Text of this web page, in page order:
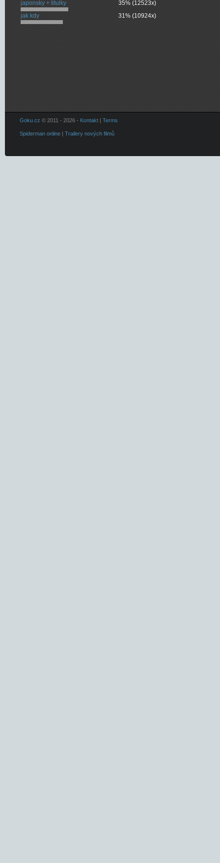
japonsky + titulky
35% (12523x)
jak kdy
31% (10924x)
Goku.cz © 2011 - 2026 - Kontakt | Terms
Spiderman online | Trailery nových filmů